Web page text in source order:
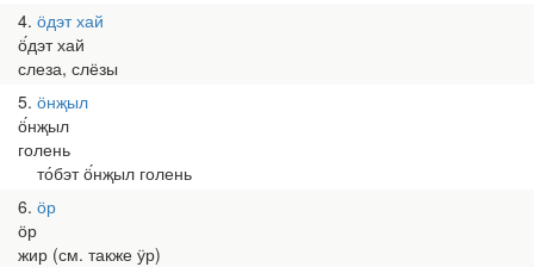
4 ӧдэт хай
ӧ́дэт хай
слеза, слёзы
5 ӧнҗыл
ӧ́нҗыл
голень
то́бэт ӧ́нҗыл голень
6 ӧр
ӧр
жир (см. также ӱр)